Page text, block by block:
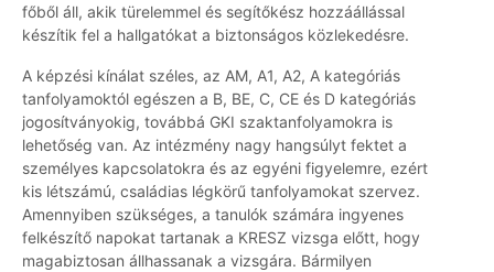
főből áll, akik türelemmel és segítőkész hozzáállással
készítik fel a hallgatókat a biztonságos közlekedésre.
A képzési kínálat széles, az AM, A1, A2, A kategóriás
tanfolyamoktól egészen a B, BE, C, CE és D kategóriás
jogosítványokig, továbbá GKI szaktanfolyamokra is
lehetőség van. Az intézmény nagy hangsúlyt fektet a
személyes kapcsolatokra és az egyéni figyelemre, ezért
kis létszámú, családias légkörű tanfolyamokat szervez.
Amennyiben szükséges, a tanulók számára ingyenes
felkészítő napokat tartanak a KRESZ vizsga előtt, hogy
magabiztosan állhassanak a vizsgára. Bármilyen